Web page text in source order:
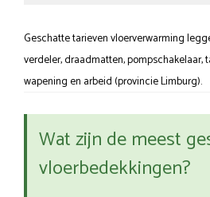
Geschatte tarieven vloerverwarming
verdeler, draadmatten, pompschakelaar,
wapening en arbeid (provincie Limburg).
Wat zijn de meest
vloerbedekkingen?